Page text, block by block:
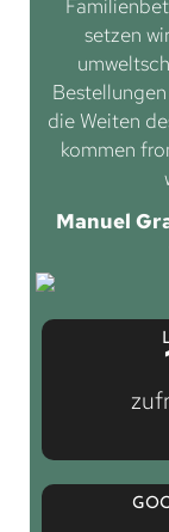
setzen
die Weiten
kommen
Manuel